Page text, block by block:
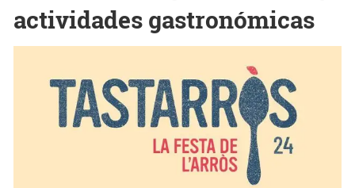
actividades gastronómicas